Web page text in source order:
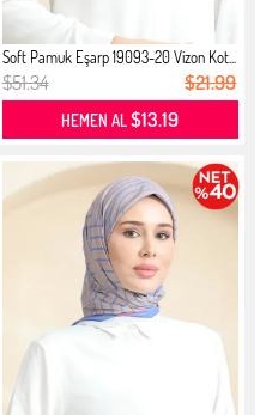
Soft Pamuk Eşarp 19093-20 Vizon Kot...
$51.34 $21.99
HEMEN AL$13.19